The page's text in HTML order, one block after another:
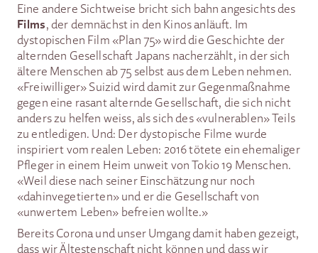
Eine andere Sichtweise bricht sich bahn angesichts des
Films, der demnächst in den Kinos anläuft. Im
dystopischen Film «Plan 75» wird die Geschichte der
alternden Gesellschaft Japans nacherzählt, in der sich
ältere Menschen ab 75 selbst aus dem Leben nehmen.
«Freiwilliger» Suizid wird damit zur Gegenmaßnahme
gegen eine rasant alternde Gesellschaft, die sich nicht
anders zu helfen weiss, als sich des «vulnerablen» Teils
zu entledigen. Und: Der dystopische Filme wurde
inspiriert vom realen Leben: 2016 tötete ein ehemaliger
Pfleger in einem Heim unweit von Tokio 19 Menschen.
«Weil diese nach seiner Einschätzung nur noch
«dahinvegetierten» und er die Gesellschaft von
«unwertem Leben» befreien wollte.»
Bereits Corona und unser Umgang damit haben gezeigt,
dass wir Ältestenschaft nicht können und dass wir